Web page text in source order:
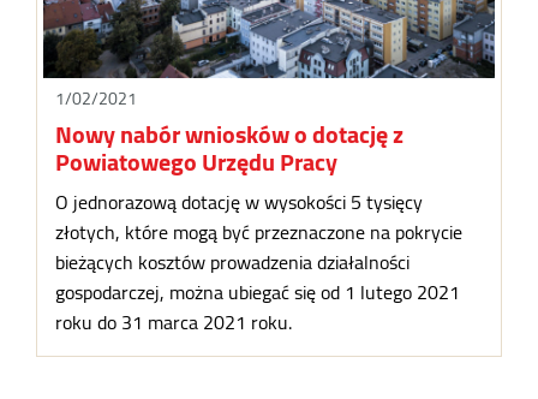
1/02/2021
Nowy nabór wniosków o dotację z
Powiatowego Urzędu Pracy
O jednorazową dotację w wysokości 5 tysięcy
złotych, które mogą być przeznaczone na pokrycie
bieżących kosztów prowadzenia działalności
gospodarczej, można ubiegać się od 1 lutego 2021
roku do 31 marca 2021 roku.